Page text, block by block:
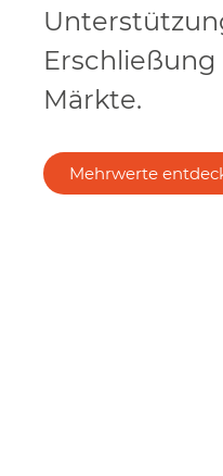
Märkte.
Mehrwerte